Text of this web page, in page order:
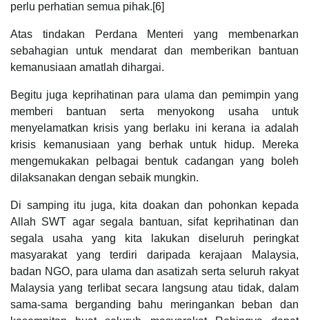
perlu perhatian semua pihak.[6]
Atas tindakan Perdana Menteri yang membenarkan
sebahagian untuk mendarat dan memberikan bantuan
kemanusiaan amatlah dihargai.
Begitu juga keprihatinan para ulama dan pemimpin yang
memberi bantuan serta menyokong usaha untuk
menyelamatkan krisis yang berlaku ini kerana ia adalah
krisis kemanusiaan yang berhak untuk hidup. Mereka
mengemukakan pelbagai bentuk cadangan yang boleh
dilaksanakan dengan sebaik mungkin.
Di samping itu juga, kita doakan dan pohonkan kepada
Allah SWT agar segala bantuan, sifat keprihatinan dan
segala usaha yang kita lakukan diseluruh peringkat
masyarakat yang terdiri daripada kerajaan Malaysia,
badan NGO, para ulama dan asatizah serta seluruh rakyat
Malaysia yang terlibat secara langsung atau tidak, dalam
sama-sama berganding bahu meringankan beban dan